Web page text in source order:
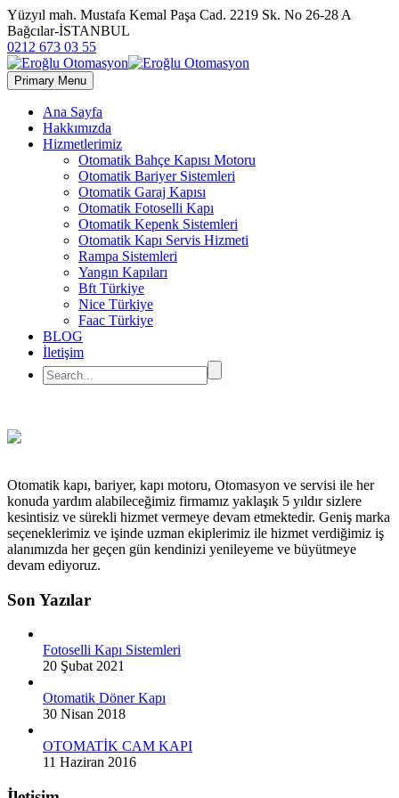
Yüzyıl mah. Mustafa Kemal Paşa Cad. 2219 Sk. No 26-28 A
Bağcılar-İSTANBUL
0212 673 03 55
Primary Menu
Ana Sayfa
Hakkımızda
Hizmetlerimiz
Otomatik Bahçe Kapısı Motoru
Otomatik Bariyer Sistemleri
Otomatik Garaj Kapısı
Otomatik Fotoselli Kapı
Otomatik Kepenk Sistemleri
Otomatik Kapı Servis Hizmeti
Rampa Sistemleri
Yangın Kapıları
Bft Türkiye
Nice Türkiye
Faac Türkiye
BLOG
İletişim
Otomatik kapı, bariyer, kapı motoru, Otomasyon ve servisi ile her
konuda yardım alabileceğimiz firmamız yaklaşık 5 yıldır sizlere
kesintisiz ve sürekli hizmet vermeye devam etmektedir. Geniş marka
seçeneklerimiz ve işinde uzman ekiplerimiz ile hizmet verdiğimiz iş
alanımızda her geçen gün kendinizi yenileyeme ve büyütmeye
devam ediyoruz.
Son Yazılar
Fotoselli Kapı Sistemleri
20 Şubat 2021
Otomatik Döner Kapı
30 Nisan 2018
OTOMATİK CAM KAPI
11 Haziran 2016